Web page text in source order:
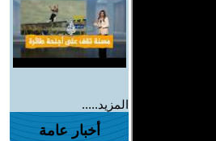
المزيد.....
أخبار عامة